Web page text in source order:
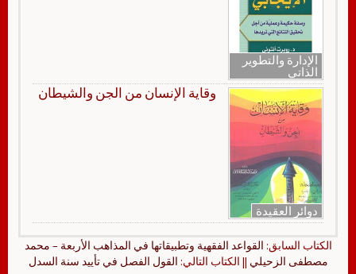
الإدارة والتطوير
الذاتي
دوائر العقيدة
وقاية الإنسان من الجن والشيطان
الكتاب السابق: القواعد الفقهية وتطبيقاتها في المذاهب الأربعة – محمد
مصطفى الزحيلي || الكتاب التالي: القول الفصل في تأييد سنة السدل